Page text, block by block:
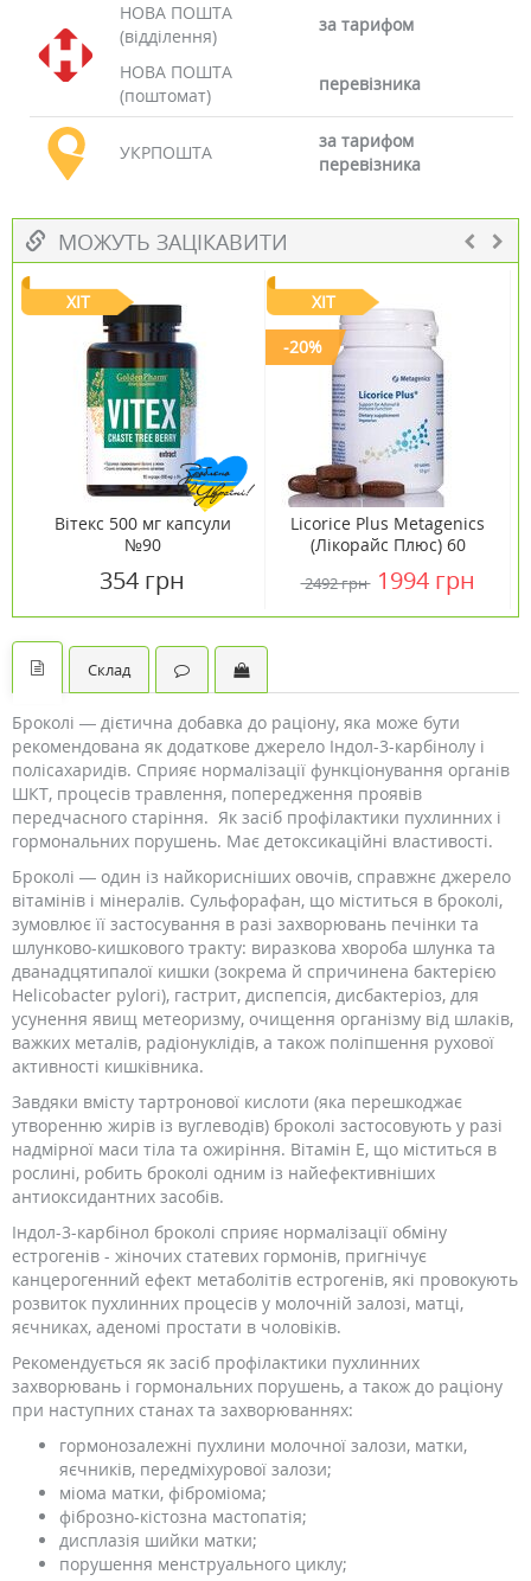
НОВА ПОШТА
(відділення)
за тарифом
НОВА ПОШТА
(поштомат)
перевізника
УКРПОШТА
за тарифом
перевізника
МОЖУТЬ ЗАЦІКАВИТИ
ХІТ
Вітекс 500 мг капсули
№90
354 грн
ХІТ
-20%
Licorice Plus Metagenics
(Лікорайс Плюс) 60
2492 грн 1994 грн
Склад
Броколі — дієтична добавка до раціону, яка може бути
рекомендована як додаткове джерело Індол-3-карбінолу і
полісахаридів. Сприяє нормалізації функціонування органів
ШКТ, процесів травлення, попередження проявів
передчасного старіння. Як засіб профілактики пухлинних і
гормональних порушень. Має детоксикаційні властивості.
Броколі — один із найкорисніших овочів, справжнє джерело
вітамінів і мінералів. Сульфорафан, що міститься в броколі,
зумовлює її застосування в разі захворювань печінки та
шлунково-кишкового тракту: виразкова хвороба шлунка та
дванадцятипалої кишки (зокрема й спричинена бактерією
Helicobacter pylori), гастрит, диспепсія, дисбактеріоз, для
усунення явищ метеоризму, очищення організму від шлаків,
важких металів, радіонуклідів, а також поліпшення рухової
активності кишківника.
Завдяки вмісту тартронової кислоти (яка перешкоджає
утворенню жирів із вуглеводів) броколі застосовують у разі
надмірної маси тіла та ожиріння. Вітамін Е, що міститься в
рослині, робить броколі одним із найефективніших
антиоксидантних засобів.
Індол-3-карбінол броколі сприяє нормалізації обміну
естрогенів - жіночих статевих гормонів, пригнічує
канцерогенний ефект метаболітів естрогенів, які провокують
розвиток пухлинних процесів у молочній залозі, матці,
яєчниках, аденомі простати в чоловіків.
Рекомендується як засіб профілактики пухлинних
захворювань і гормональних порушень, а також до раціону
при наступних станах та захворюваннях:
гормонозалежні пухлини молочної залози, матки,
яєчників, передміхурової залози;
міома матки, фіброміома;
фіброзно-кістозна мастопатія;
дисплазія шийки матки;
порушення менструального циклу;